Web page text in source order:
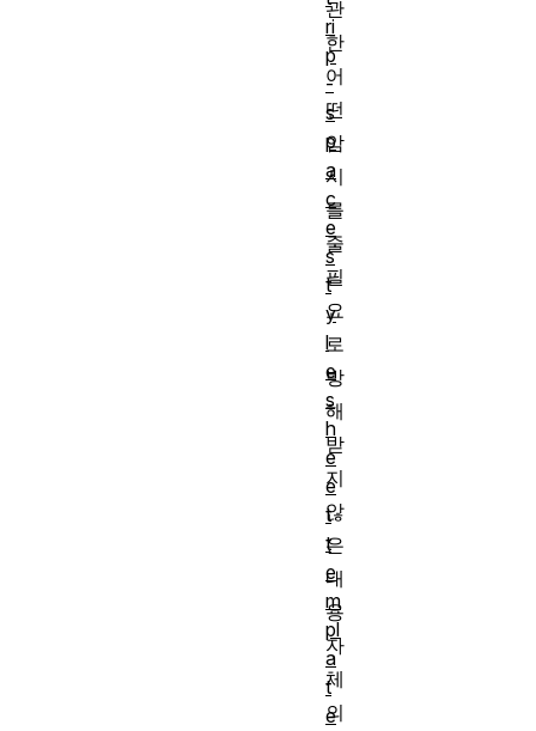
관
한
어
떤
암
시
를
줄
필
요
로
방
해
받
지
않
은
내
용
자
체
의
ri
p
-
s
p
a
c
e
s
t
y
l
e
s
h
e
e
t
t
e
m
pl
a
t
e